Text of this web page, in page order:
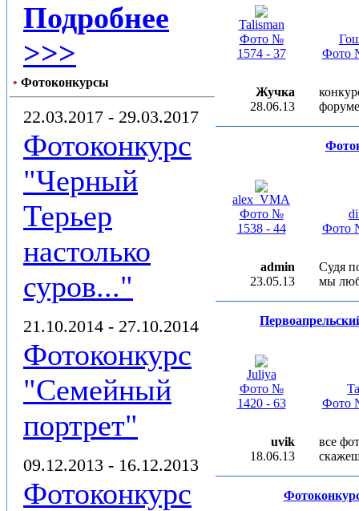
Подробнее
>>>
• Фотоконкурсы
22.03.2017 - 29.03.2017
Фотоконкурс
"Черный
Терьер
настолько
суров..."
21.10.2014 - 27.10.2014
Фотоконкурс
"Семейный
портрет"
09.12.2013 - 16.12.2013
Фотоконкурс
Talisman
Фото №
1574 - 37
Фото
Жучка
28.06.13
alex_VMA
Фото №
1538 - 44
Фото
admin
23.05.13
Судя
мы
Juliya
Фото №
1420 - 63
Фото
uvik
18.06.13
все